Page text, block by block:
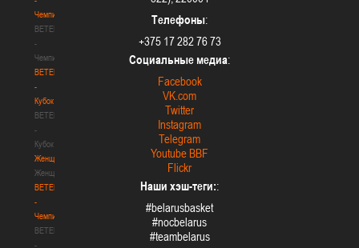
Чемпионат
BETERA
-
Чемпионат
BETERA
-
Кубок
BETERA
-
Кубок
Женщины
Женщины
BETERA
-
Чемпионат
BETERA
-
Телефоны:
+375 17 282 76 73
Социальные медиа:
Facebook
VK.com
Twitter
Instagram
Telegram
Youtube BBF
Flickr
Наши хэш-теги::
#belarusbasket
#nocbelarus
#teambelarus